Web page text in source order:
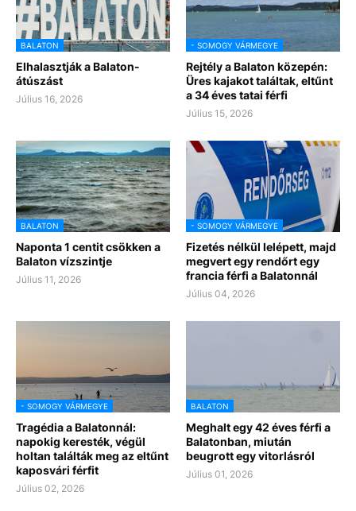
BALATON
Elhalasztják a Balaton-
átúszást
Július 16, 2026
- SOMOGY VÁRMEGYE
Rejtély a Balaton közepén:
Üres kajakot találtak, eltűnt
a 34 éves tatai férfi
Július 15, 2026
BALATON
Naponta 1 centit csökken a
Balaton vízszintje
Július 11, 2026
- SOMOGY VÁRMEGYE
Fizetés nélkül lelépett, majd
megvert egy rendőrt egy
francia férfi a Balatonnál
Július 04, 2026
- SOMOGY VÁRMEGYE
Tragédia a Balatonnál:
napokig keresték, végül
holtan találták meg az eltűnt
kaposvári férfit
Július 02, 2026
BALATON
Meghalt egy 42 éves férfi a
Balatonban, miután
beugrott egy vitorlásról
Július 01, 2026